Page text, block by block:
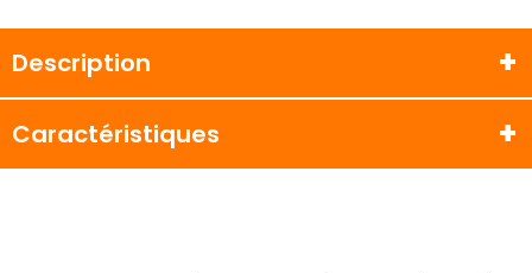
Description
Caractéristiques